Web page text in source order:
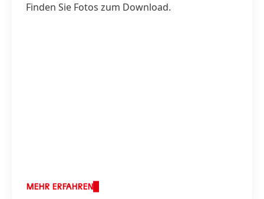
Finden Sie Fotos zum Download.
MEHR ERFAHREN